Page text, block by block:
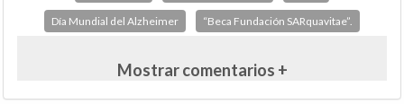
Día Mundial del Alzheimer “Beca Fundación SARquavitae”.
Mostrar comentarios +